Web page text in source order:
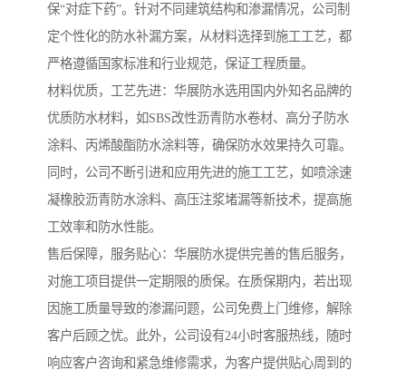
保“对症下药”。针对不同建筑结构和渗漏情况，公司制
定个性化的防水补漏方案，从材料选择到施工工艺，都
严格遵循国家标准和行业规范，保证工程质量。
材料优质，工艺先进：华展防水选用国内外知名品牌的
优质防水材料，如SBS改性沥青防水卷材、高分子防水
涂料、丙烯酸酯防水涂料等，确保防水效果持久可靠。
同时，公司不断引进和应用先进的施工工艺，如喷涂速
凝橡胶沥青防水涂料、高压注浆堵漏等新技术，提高施
工效率和防水性能。
售后保障，服务贴心：华展防水提供完善的售后服务，
对施工项目提供一定期限的质保。在质保期内，若出现
因施工质量导致的渗漏问题，公司免费上门维修，解除
客户后顾之忧。此外，公司设有24小时客服热线，随时
响应客户咨询和紧急维修需求，为客户提供贴心周到的